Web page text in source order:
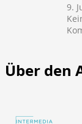
9.
Über den